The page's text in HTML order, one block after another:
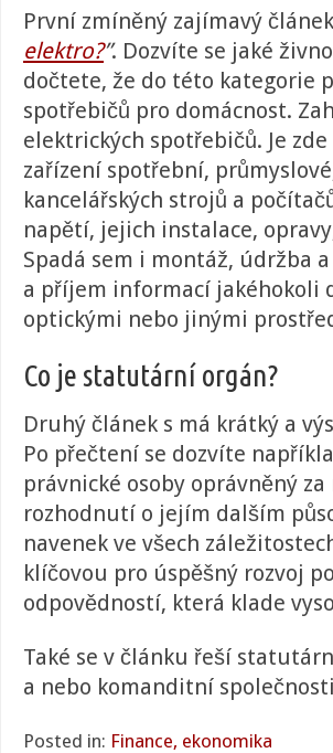
První zmíněný zajímavý
elektro?”. Dozvíte se jaké
dočtete, že do této kategorie
spotřebičů pro domácnost.
elektrických spotřebičů. Je
zařízení spotřební,
kancelářských strojů a
napětí, jejich instalace,
Spadá sem i montáž, údržba
a příjem informací jakéhokoli
optickými nebo jinými
Co je statutární orgán?
Druhý článek s má krátký a
Po přečtení se dozvíte
právnické osoby oprávněný
rozhodnutí o jejím dalším
navenek ve všech
klíčovou pro úspěšný rozvoj
odpovědností, která klade
Také se v článku řeší
a nebo komanditní
Posted in: Finance, ekonomika